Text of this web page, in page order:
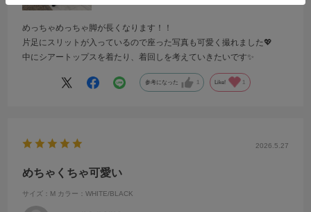
めっちゃめっちゃ脚が長くなります！！
片足にスリットが入っているので座った写真も可愛く撮れました💖
中にシアートップスを着たり、着回しを考えていきたいです✨️
参考になった Like!
2026.5.27
めちゃくちゃ可愛い
サイズ：M カラー：WHITE/BLACK